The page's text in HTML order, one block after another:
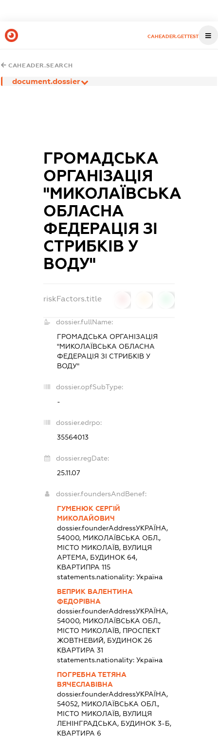
CAHEADER.GETTEST
CAHEADER.SEARCH
document.dossier
ГРОМАДСЬКА
ОРГАНІЗАЦІЯ
"МИКОЛАЇВСЬКА
ОБЛАСНА
ФЕДЕРАЦІЯ ЗІ
СТРИБКІВ У
ВОДУ"
riskFactors.title
dossier.fullName:
ГРОМАДСЬКА ОРГАНІЗАЦІЯ
"МИКОЛАЇВСЬКА ОБЛАСНА
ФЕДЕРАЦІЯ ЗІ СТРИБКІВ У
ВОДУ"
dossier.opfSubType:
-
dossier.edrpo:
35564013
dossier.regDate:
25.11.07
dossier.foundersAndBenef:
ГУМЕНЮК СЕРГІЙ
МИКОЛАЙОВИЧ
dossier.founderAddressУКРАЇНА,
54000, МИКОЛАЇВСЬКА ОБЛ.,
МІСТО МИКОЛАЇВ, ВУЛИЦЯ
АРТЕМА, БУДИНОК 64,
КВАРТИПРА 115
statements.nationality:Україна
ВЕПРИК ВАЛЕНТИНА
ФЕДОРІВНА
dossier.founderAddressУКРАЇНА,
54000, МИКОЛАЇВСЬКА ОБЛ.,
МІСТО МИКОЛАЇВ, ПРОСПЕКТ
ЖОВТНЕВИЙ, БУДИНОК 26
КВАРТИРА 31
statements.nationality:Україна
ПОГРЕБНА ТЕТЯНА
ВЯЧЕСЛАВІВНА
dossier.founderAddressУКРАЇНА,
54052, МИКОЛАЇВСЬКА ОБЛ.,
МІСТО МИКОЛАЇВ, ВУЛИЦЯ
ЛЕНІНГРАДСЬКА, БУДИНОК 3-Б,
КВАРТИРА 6